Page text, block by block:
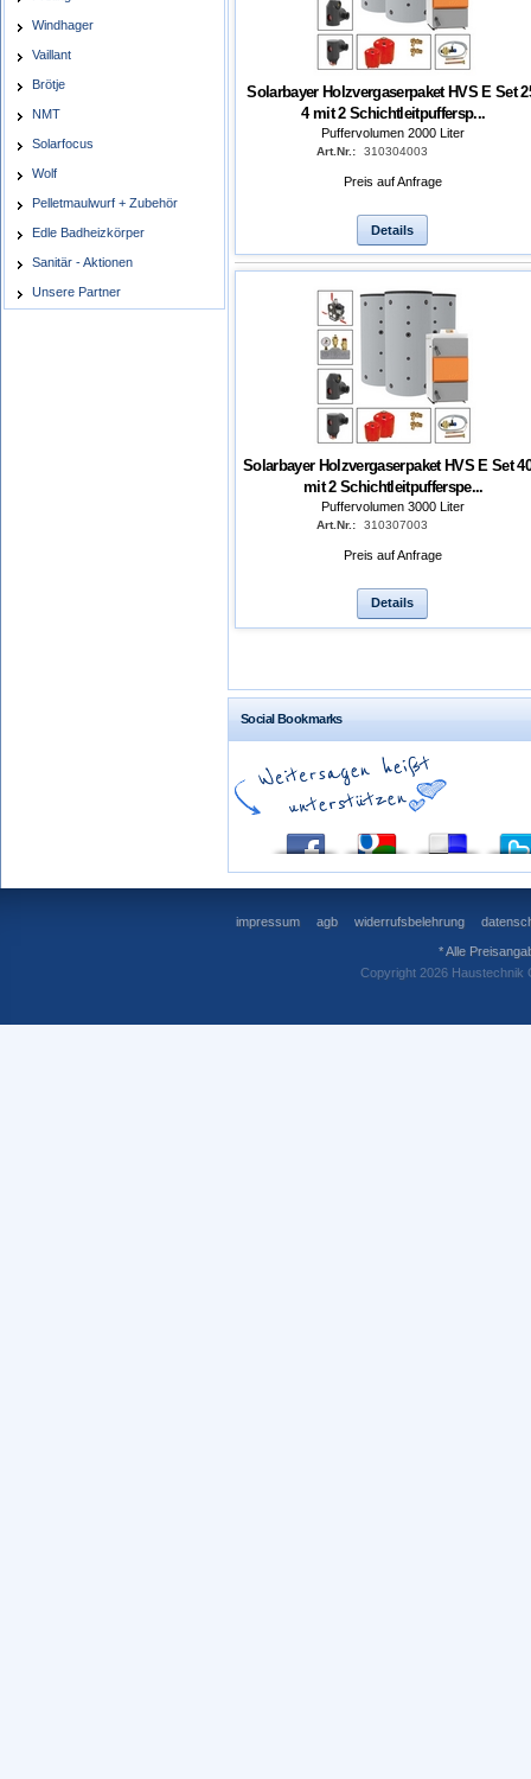
Windhager
Vaillant
Brötje
NMT
Solarfocus
Wolf
Pelletmaulwurf + Zubehör
Edle Badheizkörper
Sanitär - Aktionen
Unsere Partner
Solarbayer Holzvergaserpaket HVS E Set
4 mit 2 Schichtleitpuffersp...
Puffervolumen 2000 Liter
Art.Nr.: 310304003
Preis auf Anfrage
Details
Solarbayer Holzvergaserpaket HVS E Set
mit 2 Schichtleitpufferspe...
Puffervolumen 3000 Liter
Art.Nr.: 310307003
Preis auf Anfrage
Details
Social Bookmarks
impressum agb widerrufsbelehrung
* Alle
Copyright 2026 Haustechnik